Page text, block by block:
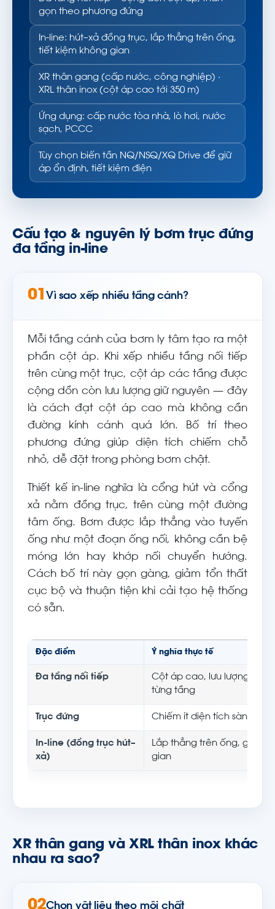
gọn theo phương đứng
In-line: hút–xả đồng trục, lắp thẳng trên ống,
tiết kiệm không gian
XR thân gang (cấp nước, công nghiệp) ·
XRL thân inox (cột áp cao tới 350 m)
Ứng dụng: cấp nước tòa nhà, lò hơi, nước
sạch, PCCC
Tùy chọn biến tần NQ/NSQ/XQ Drive để giữ
áp ổn định, tiết kiệm điện
Cấu tạo & nguyên lý bơm trục đứng
đa tầng in-line
01 Vì sao xếp nhiều tầng cánh?
Mỗi tầng cánh của bơm ly tâm tạo ra một
phần cột áp. Khi xếp nhiều tầng nối tiếp
trên cùng một trục, cột áp các tầng được
cộng dồn còn lưu lượng giữ nguyên — đây
là cách đạt cột áp cao mà không cần
đường kính cánh quá lớn. Bố trí theo
phương đứng giúp diện tích chiếm chỗ
nhỏ, dễ đặt trong phòng bơm chật.
Thiết kế in-line nghĩa là cổng hút và cổng
xả nằm đồng trục, trên cùng một đường
tâm ống. Bơm được lắp thẳng vào tuyến
ống như một đoạn ống nối, không cần bệ
móng lớn hay khớp nối chuyển hướng.
Cách bố trí này gọn gàng, giảm tổn thất
cục bộ và thuận tiện khi cải tạo hệ thống
có sẵn.
Đặc điểm Ý nghĩa thực tế
Đa tầng nối tiếp
Cột áp cao, lưu lượng ổn
từng tầng
Trục đứng Chiếm ít diện tích sàn, dễ
In-line (đồng trục hút–
xả)
Lắp thẳng trên ống, giảm
gian
XR thân gang và XRL thân inox khác
nhau ra sao?
Chọn vật liệu theo môi chất